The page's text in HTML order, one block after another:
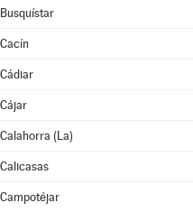
Busquístar
Cacín
Cádiar
Cájar
Calahorra (La)
Calicasas
Campotéjar